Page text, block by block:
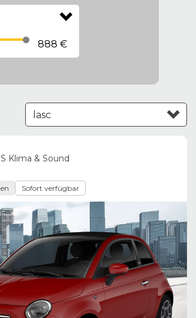
888 €
Leasing aufsteigend
Klima & Sound
Sofort verfügbar